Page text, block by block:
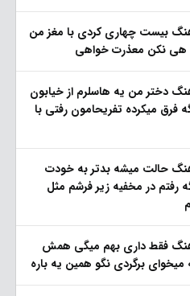
بیست چهاری کردی با مغز من
هی نکن معذرت خواهی
دختر من یه هاسلرم از خیابون
فرق میکرده تفریحامون رفتی با
حالت میشه بدتر به خودت
رفتم در مخفیه زیر فرشم مثل
فقط داری بهم میگی همش
میخوای برگردی نگو همین یه باره